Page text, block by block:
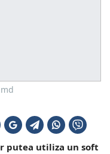
putea utiliza un soft